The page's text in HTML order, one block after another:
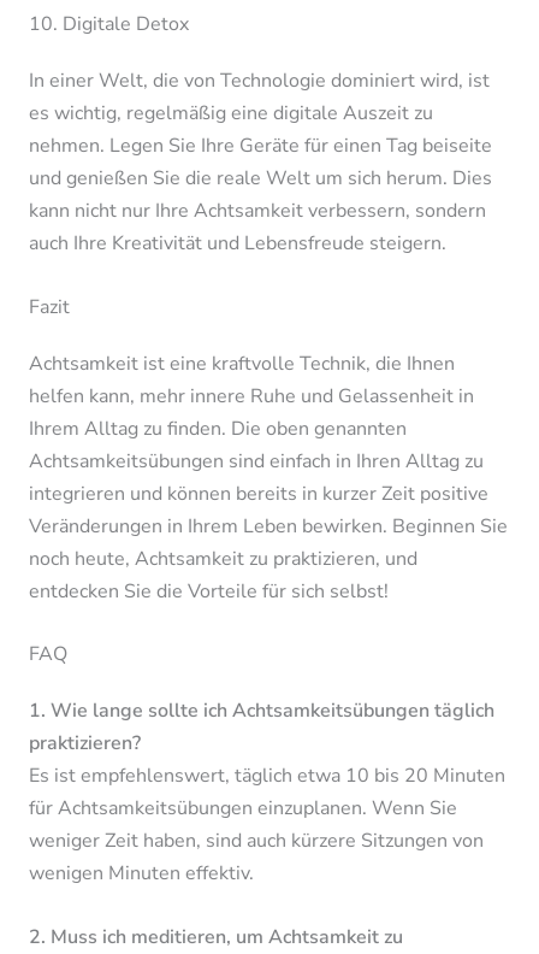
10. Digitale Detox
In einer Welt, die von Technologie dominiert wird, ist
es wichtig, regelmäßig eine digitale Auszeit zu
nehmen. Legen Sie Ihre Geräte für einen Tag beiseite
und genießen Sie die reale Welt um sich herum. Dies
kann nicht nur Ihre Achtsamkeit verbessern, sondern
auch Ihre Kreativität und Lebensfreude steigern.
Fazit
Achtsamkeit ist eine kraftvolle Technik, die Ihnen
helfen kann, mehr innere Ruhe und Gelassenheit in
Ihrem Alltag zu finden. Die oben genannten
Achtsamkeitsübungen sind einfach in Ihren Alltag zu
integrieren und können bereits in kurzer Zeit positive
Veränderungen in Ihrem Leben bewirken. Beginnen Sie
noch heute, Achtsamkeit zu praktizieren, und
entdecken Sie die Vorteile für sich selbst!
FAQ
1. Wie lange sollte ich Achtsamkeitsübungen täglich
praktizieren?
Es ist empfehlenswert, täglich etwa 10 bis 20 Minuten
für Achtsamkeitsübungen einzuplanen. Wenn Sie
weniger Zeit haben, sind auch kürzere Sitzungen von
wenigen Minuten effektiv.
2. Muss ich meditieren, um Achtsamkeit zu